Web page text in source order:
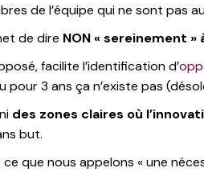
de l’équipe qui ne sont pas
de dire NON « sereinement
facilite l’identification d’
pour 3 ans ça n’existe pas
des zones claires où
but.
ce que nous appelons « une